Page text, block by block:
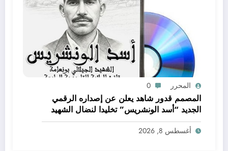
المحرر 0
المصمم قدور شاهد يعلن عن إصداره الرقمي
الجديد “أسد الونشريس” تخليدا لنضال الشهيد
الجيلالي بونعامة
أغسطس 8, 2026